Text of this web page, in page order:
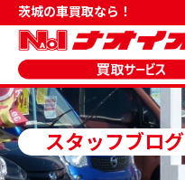
茨城の車買取なら！
スタッフブログ